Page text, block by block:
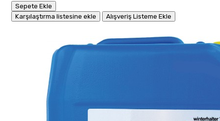
Sepete Ekle
Karşılaştırma listesine ekle
Alışveriş Listeme Ekle